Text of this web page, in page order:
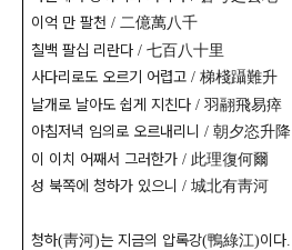
이억 만 팔천 / 二億萬八千
칠백 팔십 리란다 / 七百八十里
사다리로도 오르기 어렵고 / 梯棧躡難升
날개로 날아도 쉽게 지친다 / 羽翮飛易瘁
아침저녁 임의로 오르내리니 / 朝夕恣升降
이 이치 어째서 그러한가 / 此理復何爾
성 북쪽에 청하가 있으니 / 城北有靑河
청하(靑河)는 지금의 압록강(鴨綠江)이다.